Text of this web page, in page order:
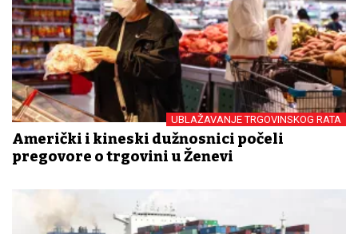
UBLAŽAVANJE TRGOVINSKOG RATA
Američki i kineski dužnosnici počeli
pregovore o trgovini u Ženevi